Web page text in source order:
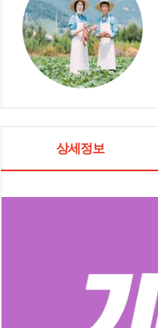
상세정보